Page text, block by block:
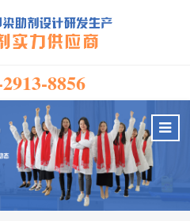
8856